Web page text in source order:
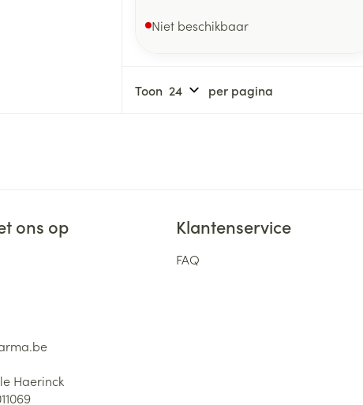
Niet beschikbaar
Toon per pagina
ons op
Haerinck
Klantenservice
FAQ